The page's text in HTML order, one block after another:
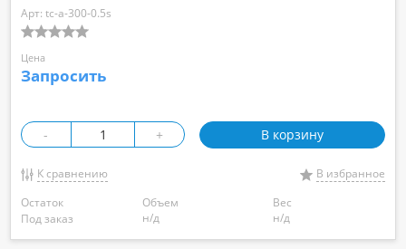
Арт: tc-a-300-0.5s
Цена
Запросить
- + В корзину
К сравнению
В избранное
Остаток
Под заказ
Объем
н/д
Вес
н/д